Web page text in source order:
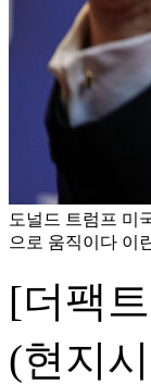
도널드 트럼프 미
으로 움직이다 이
[더팩
(현지